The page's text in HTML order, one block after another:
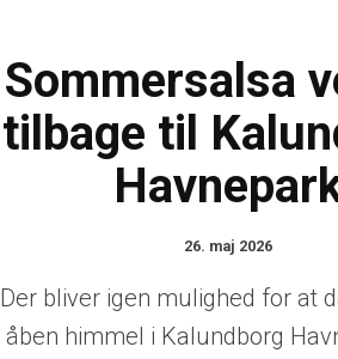
Sommersalsa
tilbage til
26. maj 2026
Der bliver igen mulighed for at
åben himmel i Kalundborg